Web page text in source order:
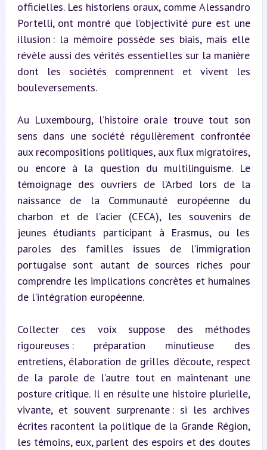
officielles. Les historiens oraux, comme Alessandro
Portelli, ont montré que l’objectivité pure est une
illusion : la mémoire possède ses biais, mais elle
révèle aussi des vérités essentielles sur la manière
dont les sociétés comprennent et vivent les
bouleversements.
Au Luxembourg, l’histoire orale trouve tout son
sens dans une société régulièrement confrontée
aux recompositions politiques, aux flux migratoires,
ou encore à la question du multilinguisme. Le
témoignage des ouvriers de l’Arbed lors de la
naissance de la Communauté européenne du
charbon et de l’acier (CECA), les souvenirs de
jeunes étudiants participant à Erasmus, ou les
paroles des familles issues de l’immigration
portugaise sont autant de sources riches pour
comprendre les implications concrètes et humaines
de l’intégration européenne.
Collecter ces voix suppose des méthodes
rigoureuses : préparation minutieuse des
entretiens, élaboration de grilles d’écoute, respect
de la parole de l’autre tout en maintenant une
posture critique. Il en résulte une histoire plurielle,
vivante, et souvent surprenante : si les archives
écrites racontent la politique de la Grande Région,
les témoins, eux, parlent des espoirs et des doutes